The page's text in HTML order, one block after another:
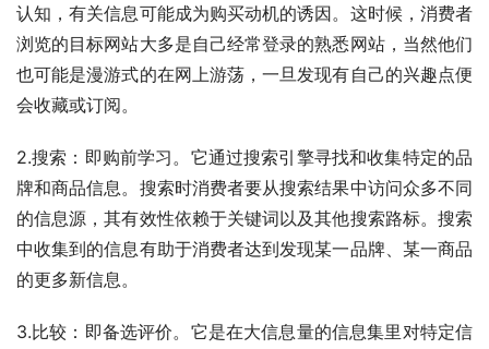
认知，有关信息可能成为购买动机的诱因。这时候，消费者
浏览的目标网站大多是自己经常登录的熟悉网站，当然他们
也可能是漫游式的在网上游荡，一旦发现有自己的兴趣点便
会收藏或订阅。
2.搜索：即购前学习。它通过搜索引擎寻找和收集特定的品
牌和商品信息。搜索时消费者要从搜索结果中访问众多不同
的信息源，其有效性依赖于关键词以及其他搜索路标。搜索
中收集到的信息有助于消费者达到发现某一品牌、某一商品
的更多新信息。
3.比较：即备选评价。它是在大信息量的信息集里对特定信